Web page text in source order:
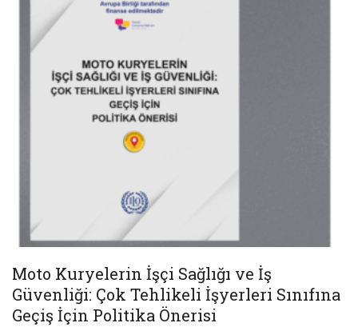
Moto Kuryelerin İşçi Sağlığı ve İş
Güvenliği: Çok Tehlikeli İşyerleri Sınıfına
Geçiş İçin Politika Önerisi